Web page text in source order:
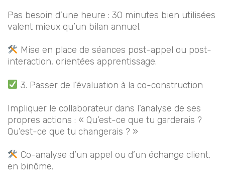
Pas besoin d’une heure : 30 minutes bien utilisées
valent mieux qu’un bilan annuel.
Mise en place de séances post-appel ou post-
interaction, orientées apprentissage.
3. Passer de l’évaluation à la co-construction
Impliquer le collaborateur dans l’analyse de ses
propres actions : « Qu’est-ce que tu garderais ?
Qu’est-ce que tu changerais ? »
Co-analyse d’un appel ou d’un échange client,
en binôme.